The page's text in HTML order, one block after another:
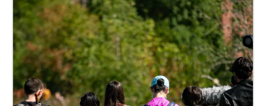
et le Parc Nelson. Pensé comme une cartographie
sensible de la ville, le parcours révèle les voix, les
ambiances et les mémoires sonores qui façonnent
l'identité de Cowansville, tissant un lien entre son
patrimoine vivant et les pratiques actuelles de l'art
sonore. To mark Cowansville's 150th anniversary,
PULSART presents a sound walk created by artists